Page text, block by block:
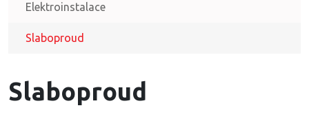
Elektroinstalace
Slaboproud
Slaboproud